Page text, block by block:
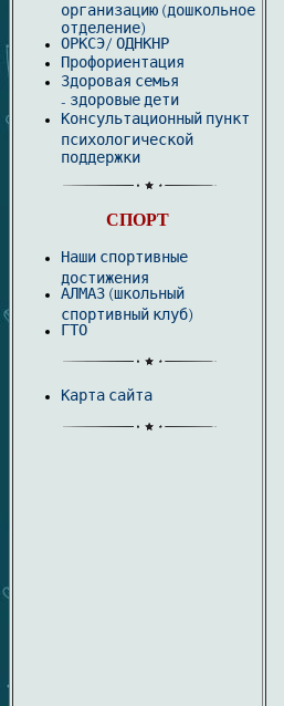
организацию (дошкольное
отделение)
ОРКСЭ/ ОДНКНР
Профориентация
Здоровая семья
- здоровые дети
Консультационный пункт
психологической
поддержки
СПОРТ
Наши спортивные
достижения
АЛМАЗ (школьный
спортивный клуб)
ГТО
Карта сайта